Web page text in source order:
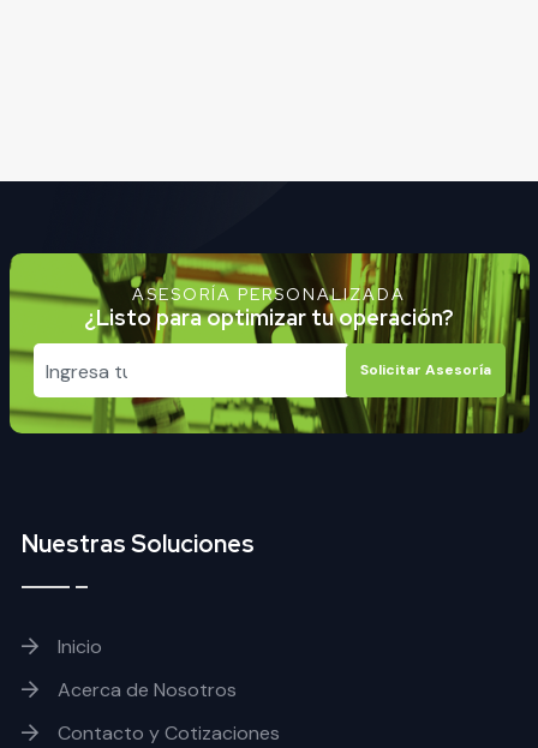
ASESORÍA PERSONALIZADA
¿Listo para optimizar tu operación?
Solicitar Asesoría
Nuestras Soluciones
Inicio
Acerca de Nosotros
Contacto y Cotizaciones